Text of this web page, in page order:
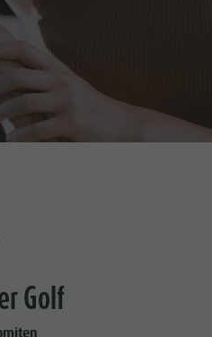
Golf